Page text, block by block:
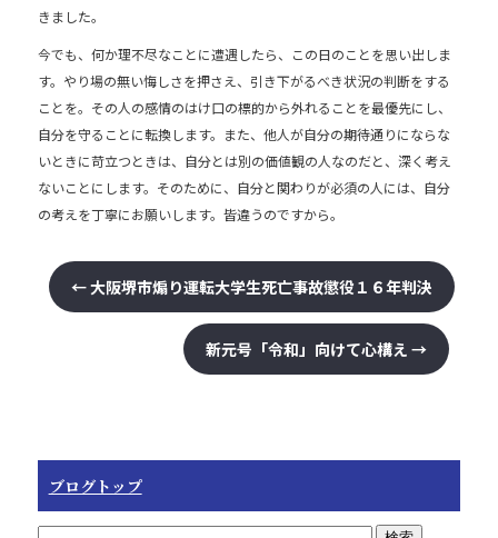
きました。
今でも、何か理不尽なことに遭遇したら、この日のことを思い出しま
す。やり場の無い悔しさを押さえ、引き下がるべき状況の判断をする
ことを。その人の感情のはけ口の標的から外れることを最優先にし、
自分を守ることに転換します。また、他人が自分の期待通りにならな
いときに苛立つときは、自分とは別の価値観の人なのだと、深く考え
ないことにします。そのために、自分と関わりが必須の人には、自分
の考えを丁寧にお願いします。皆違うのですから。
←大阪堺市煽り運転大学生死亡事故懲役１６年判決
新元号「令和」向けて心構え→
ブログトップ